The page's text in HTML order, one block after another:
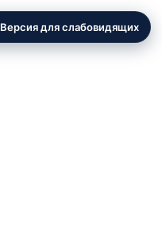
Версия для слабовидящих